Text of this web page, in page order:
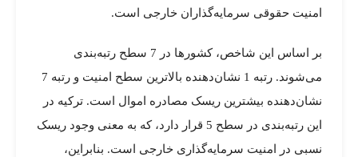
امنیت حقوقی سرمایه‌گذاران خارجی است.
بر اساس این شاخص، کشورها در 7 سطح رتبه‌بندی
می‌شوند. رتبه 1 نشان‌دهنده بالاترین سطح امنیت و رتبه 7
نشان‌دهنده بیشترین ریسک مصادره اموال است. ترکیه در
این رتبه‌بندی در سطح 5 قرار دارد، که به معنی وجود ریسک
نسبی در امنیت سرمایه‌گذاری خارجی است. بنابراین،